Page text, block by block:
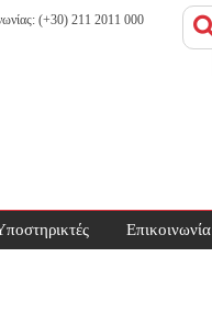
(+30) 211 2011 000
Επικοινωνία